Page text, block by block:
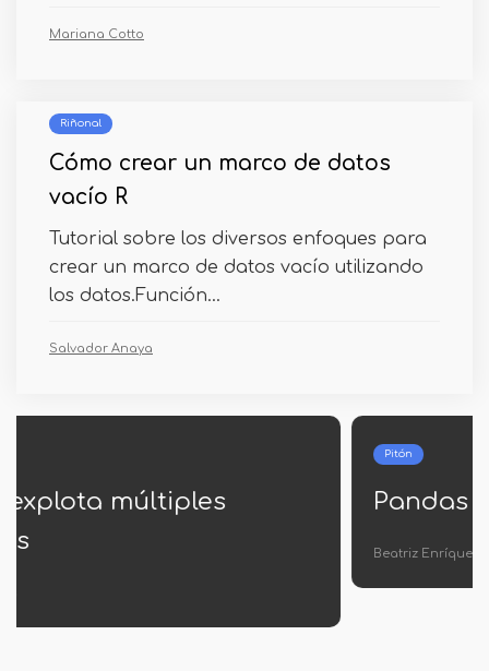
Mariana Cotto
Riñonal
Cómo crear un marco de datos
vacío R
Tutorial sobre los diversos enfoques para
crear un marco de datos vacío utilizando
los datos.Función...
Salvador Anaya
Pandas a látex